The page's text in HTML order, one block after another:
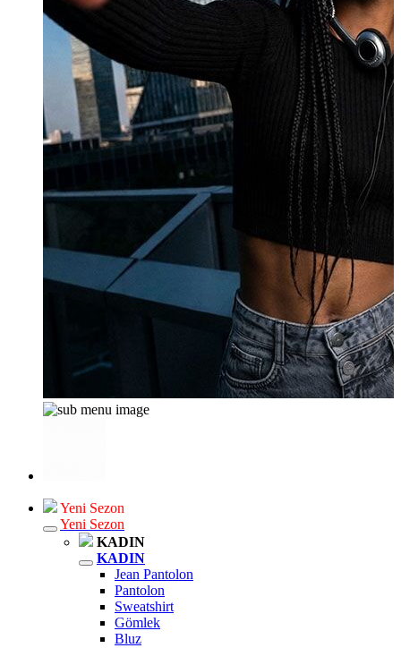
Yeni Sezon
Yeni Sezon
KADIN
KADIN
Jean Pantolon
Pantolon
Sweatshirt
Gömlek
Bluz